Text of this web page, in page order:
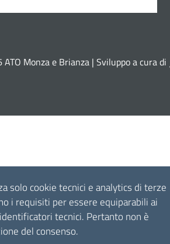
solo cookie tecnici e analytics di terze
i requisiti per essere equiparabili ai
tecnici. Pertanto non è
del consenso.
Monza e Brianza | Sviluppo a cura di